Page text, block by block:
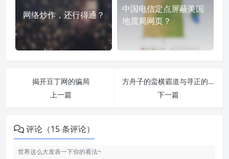
网络炒作，还行得通？
中国电信定点屏蔽美国
地震局网页？
揭开豆丁网的骗局
上一篇
方舟子的蛮横霸道与寻正的低声下气
下一篇
评论（15 条评论）